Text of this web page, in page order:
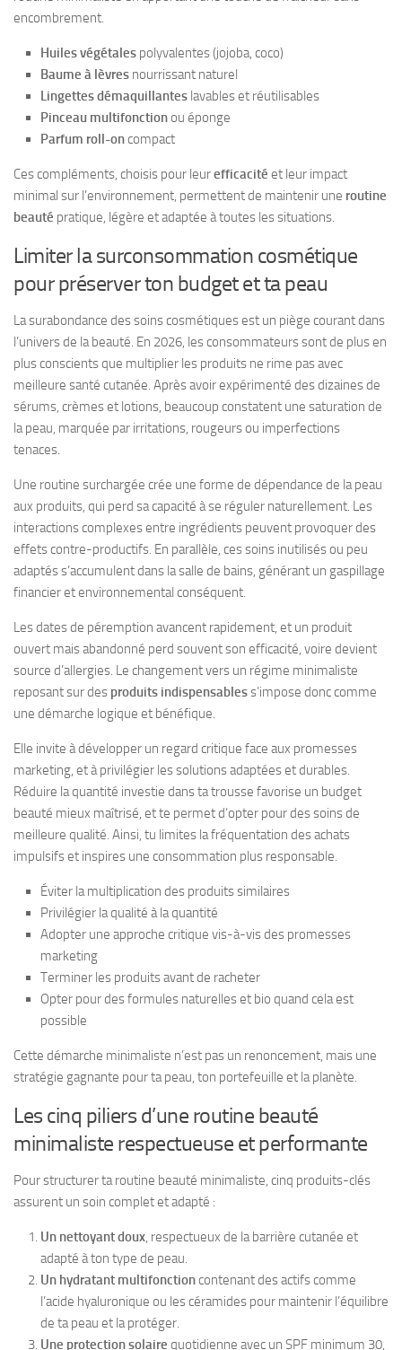
encombrement.
Huiles végétales polyvalentes (jojoba, coco)
Baume à lèvres nourrissant naturel
Lingettes démaquillantes lavables et réutilisables
Pinceau multifonctionou éponge
Parfum roll-oncompact
Ces compléments, choisis pour leurefficacité et leur impact
minimal sur l’environnement, permettent de maintenir une routine
beauté pratique, légère et adaptée à toutes les situations.
Limiter la surconsommation cosmétique
pour préserver ton budget et ta peau
La surabondance des soins cosmétiques est un piège courant dans
l’univers de la beauté. En 2026, les consommateurs sont de plus en
plus conscients que multiplier les produits ne rime pas avec
meilleure santé cutanée. Après avoir expérimenté des dizaines de
sérums, crèmes et lotions, beaucoup constatent une saturation de
la peau, marquée par irritations, rougeurs ou imperfections
tenaces.
Une routine surchargée crée une forme de dépendance de la peau
aux produits, qui perd sa capacité à se réguler naturellement. Les
interactions complexes entre ingrédients peuvent provoquer des
effets contre-productifs. En parallèle, ces soins inutilisés ou peu
adaptés s’accumulent dans la salle de bains, générant un gaspillage
financier et environnemental conséquent.
Les dates de péremption avancent rapidement, et un produit
ouvert mais abandonné perd souvent son efficacité, voire devient
source d’allergies. Le changement vers un régime minimaliste
reposant sur des produits indispensabless’impose donc comme
une démarche logique et bénéfique.
Elle invite à développer un regard critique face aux promesses
marketing, et à privilégier les solutions adaptées et durables.
Réduire la quantité investie dans ta trousse favorise un budget
beauté mieux maîtrisé, et te permet d’opter pour des soins de
meilleure qualité. Ainsi, tu limites la fréquentation des achats
impulsifs et inspires une consommation plus responsable.
Éviter la multiplication des produits similaires
Privilégier la qualité à la quantité
Adopter une approche critique vis-à-vis des promesses
marketing
Terminer les produits avant de racheter
Opter pour des formules naturelles et bio quand cela est
possible
Cette démarche minimaliste n’est pas un renoncement, mais une
stratégie gagnante pour ta peau, ton portefeuille et la planète.
Les cinq piliers d’une routine beauté
minimaliste respectueuse et performante
Pour structurer ta routine beauté minimaliste, cinq produits-clés
assurent un soin complet et adapté :
Un nettoyant doux, respectueux de la barrière cutanée et
adapté à ton type de peau.
Un hydratant multifonctioncontenant des actifs comme
l’acide hyaluronique ou les céramides pour maintenir l’équilibre
de ta peau et la protéger.
Une protection solaire quotidienne avec un SPF minimum 30,